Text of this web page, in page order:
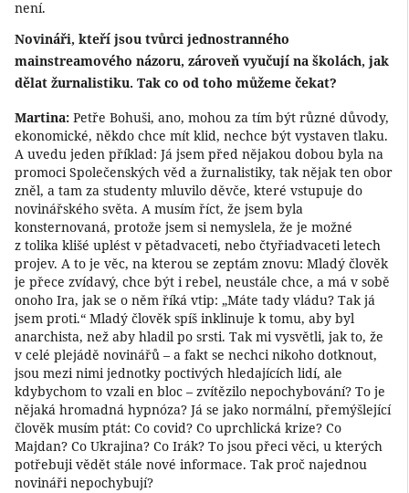
není.
Novináři, kteří jsou tvůrci jednostranného
mainstreamového názoru, zároveň vyučují na školách, jak
dělat žurnalistiku. Tak co od toho můžeme čekat?
Martina: Petře Bohuši, ano, mohou za tím být různé důvody,
ekonomické, někdo chce mít klid, nechce být vystaven tlaku.
A uvedu jeden příklad: Já jsem před nějakou dobou byla na
promoci Společenských věd a žurnalistiky, tak nějak ten obor
zněl, a tam za studenty mluvilo děvče, které vstupuje do
novinářského světa. A musím říct, že jsem byla
konsternovaná, protože jsem si nemyslela, že je možné
z tolika klišé uplést v pětadvaceti, nebo čtyřiadvaceti letech
projev. A to je věc, na kterou se zeptám znovu: Mladý člověk
je přece zvídavý, chce být i rebel, neustále chce, a má v sobě
onoho Ira, jak se o něm říká vtip: „Máte tady vládu? Tak já
jsem proti.“ Mladý člověk spíš inklinuje k tomu, aby byl
anarchista, než aby hladil po srsti. Tak mi vysvětli, jak to, že
v celé plejádě novinářů – a fakt se nechci nikoho dotknout,
jsou mezi nimi jednotky poctivých hledajících lidí, ale
kdybychom to vzali en bloc – zvítězilo nepochybování? To je
nějaká hromadná hypnóza? Já se jako normální, přemýšlející
člověk musím ptát: Co covid? Co uprchlická krize? Co
Majdan? Co Ukrajina? Co Irák? To jsou přeci věci, u kterých
potřebuji vědět stále nové informace. Tak proč najednou
novináři nepochybují?